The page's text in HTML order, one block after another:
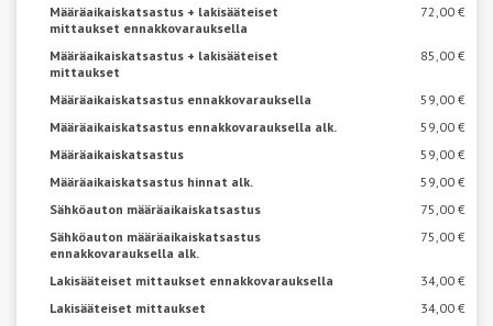
Määräaikaiskatsastus + lakisääteiset
mittaukset ennakkovarauksella
72,00 €
Määräaikaiskatsastus + lakisääteiset
mittaukset
85,00 €
Määräaikaiskatsastus ennakkovarauksella
59,00 €
Määräaikaiskatsastus ennakkovarauksella alk.
59,00 €
Määräaikaiskatsastus
59,00 €
Määräaikaiskatsastus hinnat alk.
59,00 €
Sähköauton määräaikaiskatsastus
75,00 €
Sähköauton määräaikaiskatsastus
ennakkovarauksella alk.
75,00 €
Lakisääteiset mittaukset ennakkovarauksella
34,00 €
Lakisääteiset mittaukset
34,00 €